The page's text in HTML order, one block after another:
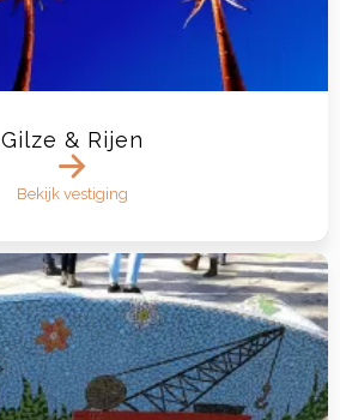
Gilze & Rijen
Bekijk vestiging